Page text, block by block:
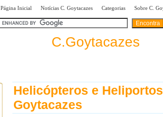
Página Inicial Notícias C. Goytacazes Categorias Sobre C.
C.Goytacazes
Helicópteros e
Goytacazes